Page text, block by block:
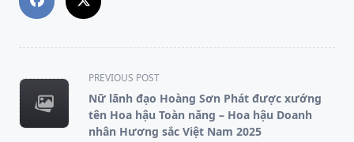
<span
class="nav-
subtitle
screen-
PREVIOUS POST
Nữ lãnh đạo Hoàng Sơn Phát được xướng
tên Hoa hậu Toàn năng – Hoa hậu Doanh
nhân Hương sắc Việt Nam 2025